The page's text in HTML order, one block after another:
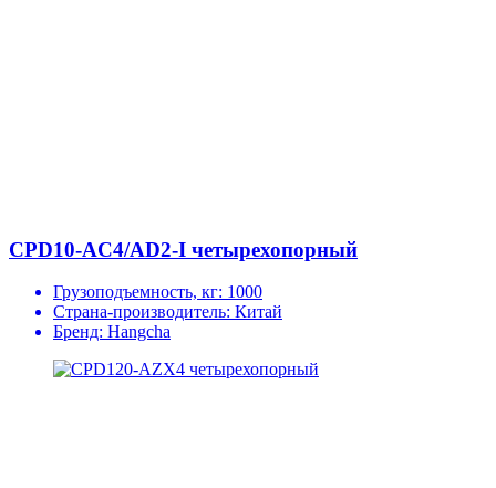
CPD10-AC4/AD2-I четырехопорный
Грузоподъемность, кг: 1000
Страна-производитель: Китай
Бренд: Hangcha